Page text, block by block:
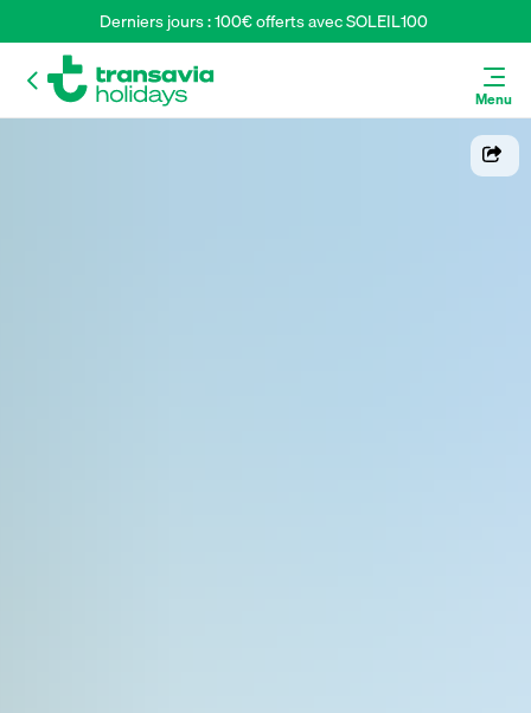
Derniers jours : 100€ offerts avec SOLEIL100
Menu